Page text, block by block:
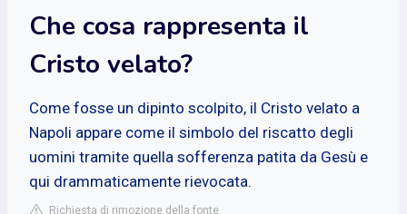
Che cosa rappresenta il
Cristo velato?
Come fosse un dipinto scolpito, il Cristo velato a
Napoli appare come il simbolo del riscatto degli
uomini tramite quella sofferenza patita da Gesù e
qui drammaticamente rievocata.
Richiesta di rimozione della fonte